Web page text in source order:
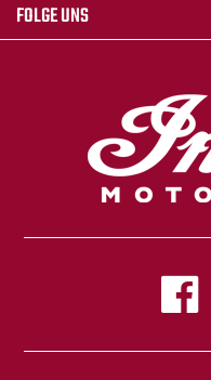
FOLGE UNS